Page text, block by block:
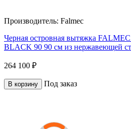
Производитель: Falmec
Черная островная вытяжка
BLACK 90 90 см из нержавеющей
264 100 ₽
В корзину Под заказ